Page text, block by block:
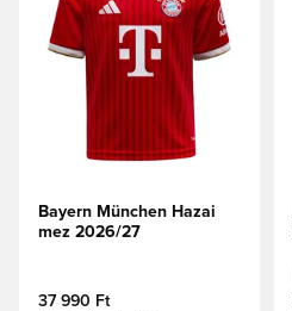
Bayern München Hazai
mez 2026/27
37 990 Ft